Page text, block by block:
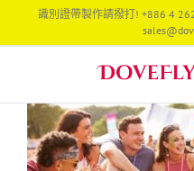
content
識別證帶製作請撥打! +886 4